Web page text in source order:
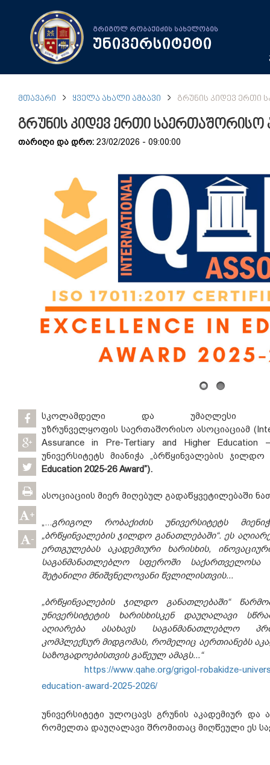
გრიგოლ რობაქიძის სახელობის
უნივერსიტეტი
ᲛᲗᲐᲕᲐᲠᲘ ᲧᲕᲔᲚᲐ ᲐᲮᲐᲚᲘ ᲐᲛᲑᲐᲕᲘ ᲒᲠᲣᲜᲘᲡ ᲙᲘᲓᲔᲕ ᲔᲠᲗᲘ
გრუნის კიდევ ერთი საერთაშორისო
თარიღი და დრო: 23/02/2026 - 09:00:00
+
-
სკოლამდელი და უმაღლესი
უზრუნველყოფის საერთაშორისო ასოციაციამ
Assurance in Pre-Tertiary and Higher
უნივერსიტეტს მიანიჭა „ბრწყინვალების
Education 2025-26 Award”).
ასოციაციის მიერ მიღებულ გადაწყვეტილებაში
„...გრიგოლ რობაქიძის უნივერსიტეტს
„ბრწყინვალების ჯილდო განათლებაში“. ეს
ერთგულებას აკადემიური ხარისხის,
საგანმანათლებლო სფეროში
შეტანილი მნიშვნელოვანი წვლილისთვის...
„ბრწყინვალების ჯილდო განათლებაში“
უნივერსიტეტის ხარისხისკენ დაუღალავი
აღიარება ასახავს საგანმანათლებლო
კომპლექსურ მიდგომას, რომელიც აერთიანებს
საზოგადოებისთვის გაწეულ ამაგს...“
https://www.qahe.org/grigol-robakidze-
education-award-2025-2026/
უნივერსიტეტი ულოცავს გრუნის აკადემიურ და
რომელთა დაუღალავი შრომითაც მიღწეული ეს